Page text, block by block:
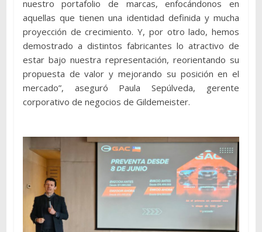
nuestro portafolio de marcas, enfocándonos en
aquellas que tienen una identidad definida y mucha
proyección de crecimiento. Y, por otro lado, hemos
demostrado a distintos fabricantes lo atractivo de
estar bajo nuestra representación, reorientando su
propuesta de valor y mejorando su posición en el
mercado”, aseguró Paula Sepúlveda, gerente
corporativo de negocios de Gildemeister.